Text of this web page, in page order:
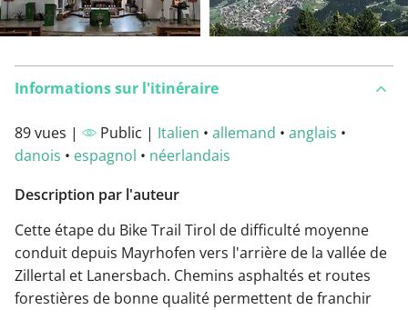
Informations sur l'itinéraire
89 vues | Public | Italien • allemand • anglais •
danois • espagnol • néerlandais
Description par l'auteur
Cette étape du Bike Trail Tirol de difficulté moyenne
conduit depuis Mayrhofen vers l'arrière de la vallée de
Zillertal et Lanersbach. Chemins asphaltés et routes
forestières de bonne qualité permettent de franchir